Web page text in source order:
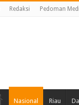
Redaksi Pedoman
Nasional Riau